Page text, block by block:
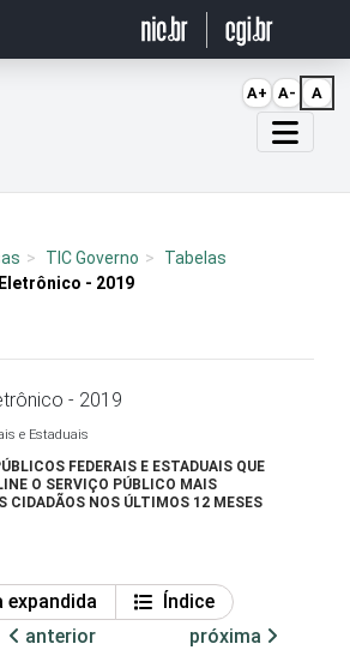
TIC Governo
Tabelas
- 2019
- 2019
e Estaduais
FEDERAIS E ESTADUAIS QUE
O SERVIÇO PÚBLICO MAIS
CIDADÃOS NOS ÚLTIMOS 12 MESES
expandida
Índice
anterior
próxima
A+ A- A